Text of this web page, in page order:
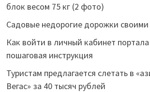
блок весом 75 кг (2 фото)
Садовые недорогие дорожки своими
Как войти в личный кабинет
пошаговая инструкция
Туристам предлагается слетать в
Вегас» за 40 тысяч рублей